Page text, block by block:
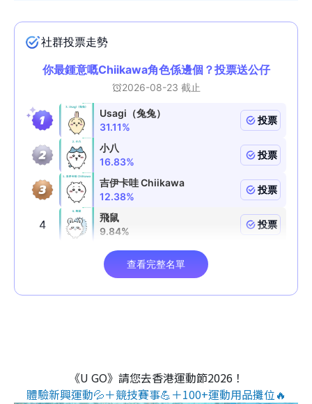
《U GO》請您去香港運動節2026！
體驗新興運動💦＋競技賽事💪＋100+運動用品攤位🔥